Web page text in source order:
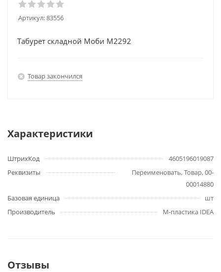
Артикул:83556
Табурет складной Моби М2292
Товар закончился
Характеристики
ШтрихКод
4605196019087
Реквизиты
Переименовать, Товар, 00-
00014880
Базовая единица
шт
Производитель
М-пластика IDEA
Отзывы